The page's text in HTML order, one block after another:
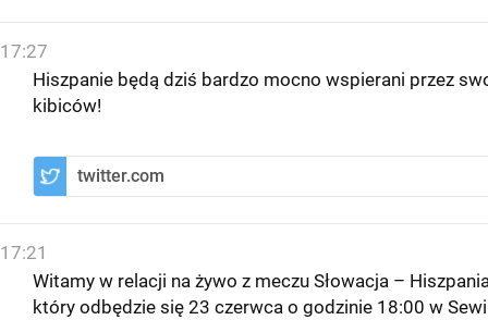
17:27
Hiszpanie będą dziś bardzo mocno wspierani przez
kibiców!
twitter.com
17:21
Witamy w relacji na żywo z meczu Słowacja –
który odbędzie się 23 czerwca o godzinie 18:00 w